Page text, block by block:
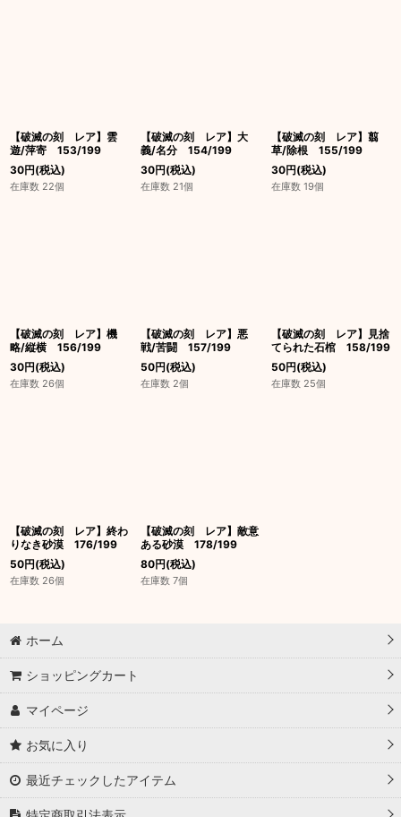
【破滅の刻 レア】雲
遊/萍寄 153/199
30円(税込)
在庫数 22個
【破滅の刻 レア】大
義/名分 154/199
30円(税込)
在庫数 21個
【破滅の刻 レア】翦
草/除根 155/199
30円(税込)
在庫数 19個
【破滅の刻 レア】機
略/縦横 156/199
30円(税込)
在庫数 26個
【破滅の刻 レア】悪
戦/苦闘 157/199
50円(税込)
在庫数 2個
【破滅の刻 レア】見捨
てられた石棺 158/199
50円(税込)
在庫数 25個
【破滅の刻 レア】終わ
りなき砂漠 176/199
50円(税込)
在庫数 26個
【破滅の刻 レア】敵意
ある砂漠 178/199
80円(税込)
在庫数 7個
ホーム
ショッピングカート
マイページ
お気に入り
最近チェックしたアイテム